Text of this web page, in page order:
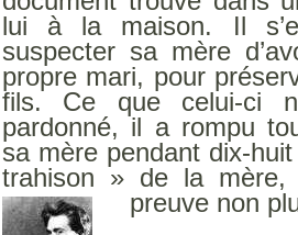
lui à la maison. Il
suspecter sa mère
propre mari, pour
fils. Ce que celui-ci
pardonné, il a rompu
sa mère pendant dix-
trahison » de la mère,
preuve non